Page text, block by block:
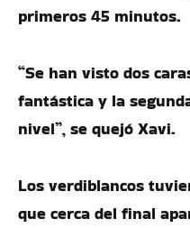
primeros 45 minutos.
“Se han visto dos
fantástica y la
nivel”, se quejó Xavi.
Los verdiblancos
que cerca del final